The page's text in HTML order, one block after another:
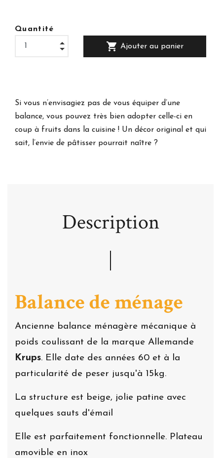
Quantité
shopping_cart Ajouter au panier
Si vous n’envisagiez pas de vous équiper d’une
balance, vous pouvez très bien adopter celle-ci en
coup à fruits dans la cuisine ! Un décor original et qui
sait, l’envie de pâtisser pourrait naître ?
Description
Balance de ménage
Ancienne balance ménagère mécanique à
poids coulissant de la marque Allemande
Krups. Elle date des années 60 et à la
particularité de peser jusqu'à 15kg.
La structure est beige, jolie patine avec
quelques sauts d'émail
Elle est parfaitement fonctionnelle. Plateau
amovible en inox